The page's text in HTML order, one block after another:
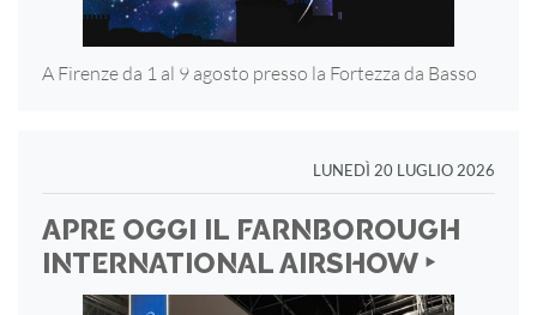
A Firenze da 1 al 9 agosto presso la Fortezza da Basso
LUNEDÌ 20 LUGLIO 2026
APRE OGGI IL FARNBOROUGH
INTERNATIONAL AIRSHOW ‣